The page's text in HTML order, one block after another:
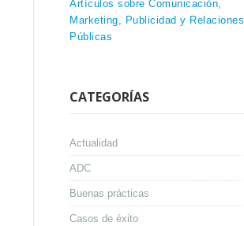
Artículos sobre Comunicación,
Marketing, Publicidad y Relaciones
Públicas
CATEGORÍAS
Actualidad
ADC
Buenas prácticas
Casos de éxito